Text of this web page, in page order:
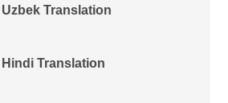
Uzbek Translation
Hindi Translation